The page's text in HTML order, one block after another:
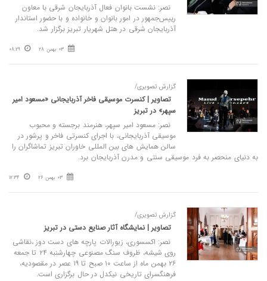
نصر: نشست بانوان فعال آذربایجان شرقی با معاون
رییس‌جمهور در امور بانوان و خانواده و با حضور استاندار
آذربایجان شرقی در هتل شهریار تبریز برگزار شد.
03 بهمن 28 08:29
گزارش تصویری/
تصاویر | کنسرت موسیقی فاخر آذربایجانی «مسعود امیر
سپهر» در تبریز
نصر: مسعود امیر سپهر، هنرمند برجسته و محبوب
موسیقی آذربایجانی، با اجرای کنسرتی فاخر و پرشور در
سالن همایش های بین المللی خاوران تبریز تماشاگران را
به دنیای منحصر به فرد موسیقی سنتی و مدرن آذربایجان برد.
03 بهمن 26 12:34
گزارش تصویری/
تصاویر | نمایشگاه آثار صنایع دستی در تبریز
نصر: اکسسوری، زیورالات پارچه های دست دوز ،نقاشی
روی شیشه، ظروف سنگ مصنوعی چهارشنبه ۲۴ تا جمعه
۲۶ بهمن ماه از ساعت ۱۰ صبح تا ۱۹ عصر در مقصودیه،
فرهنگسرای تاریخی نیکدل در حال برگزاری است.